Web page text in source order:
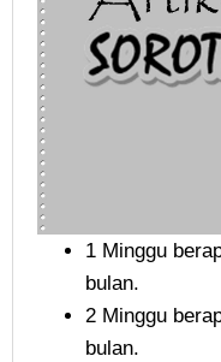
1 Minggu
bulan.
2 Minggu
bulan.